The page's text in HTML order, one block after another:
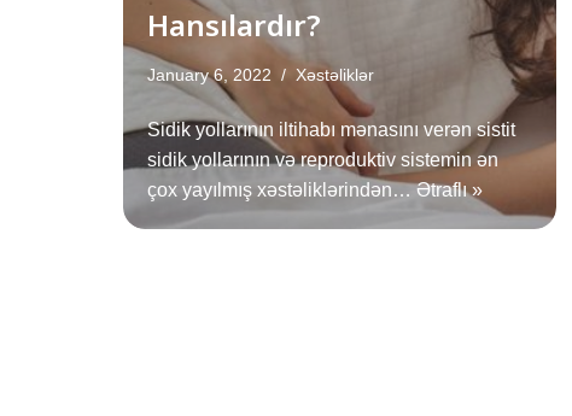
Hansılardır?
January 6, 2022 Xəstəliklər
Sidik yollarının iltihabı mənasını verən sistit
sidik yollarının və reproduktiv sistemin ən
çox yayılmış xəstəliklərindən…Ətraflı »